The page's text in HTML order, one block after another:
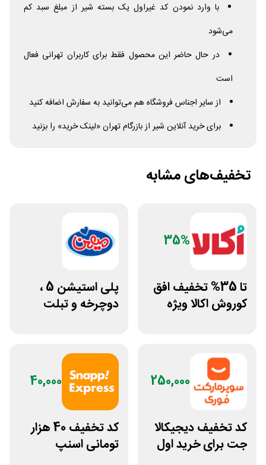
با وارد نمودن کد غیراول یک بسته شیر از مبلغ سبد کم
می‌شود
در حال حاضر این محصول فقط برای کاربران تهرانی فعال
است
از سایر اجناس فروشگاه هم می‌توانید به سفارش اضافه کنید
برای خرید آنلاین شیر از بازرگام تهران «لینک خرید» را بزنید
تخفیف‌های مشابه
35%
تا 35% تخفیف افق
کوروش اکالا ویژه
پلی استیشن 5 ،
دوچرخه و تبلت
250,000
کد تخفیف دیجیکالا
جت برای خرید اول
40,000
کد تخفیف 40 هزار
تومانی اسنپ